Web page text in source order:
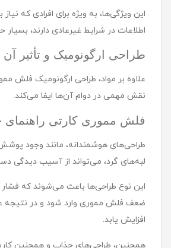
این ویژگی‌ها، به ویژه برای افرادی که
اطلاعات در شرایط غیرعادی دارند،
طراحی ارگونومیک و تأثیر آن
علاوه بر مواد، طراحی ارگونومیک فلش
نقش مهمی در دوام آن‌ها ایفا می‌کند.
فلش مموری کارتی راهنمای
طراحی‌های هوشمندانه، مانند وجود
لبه‌های گرد، می‌تواند از آسیب دیدگی
این نوع طراحی‌ها باعث می‌شوند که فشار
ضعف فلش مموری وارد شود و در نتیجه
افزایش یابد.
همچنین، طراحی‌های جذاب و همچنین